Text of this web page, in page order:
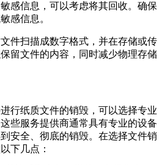
感信息，可以考虑将其回收。确保
感信息。
件扫描成数字格式，并在存储或传
留文件的内容，同时减少物理存储
行纸质文件的销毁，可以选择专业
些服务提供商通常具有专业的设备
安全、彻底的销毁。在选择文件销
下几点：